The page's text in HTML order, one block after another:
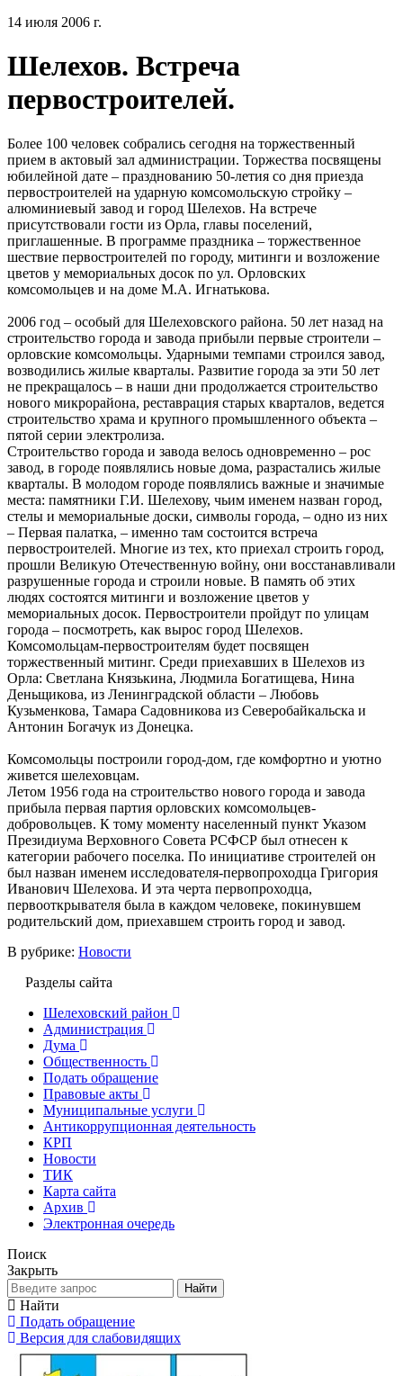
14 июля 2006 г.
Шелехов. Встреча
первостроителей.
Более 100 человек собрались сегодня на торжественный
прием в актовый зал администрации. Торжества посвящены
юбилейной дате – празднованию 50-летия со дня приезда
первостроителей на ударную комсомольскую стройку –
алюминиевый завод и город Шелехов. На встрече
присутствовали гости из Орла, главы поселений,
приглашенные. В программе праздника – торжественное
шествие первостроителей по городу, митинги и возложение
цветов у мемориальных досок по ул. Орловских
комсомольцев и на доме М.А. Игнатькова.
2006 год – особый для Шелеховского района. 50 лет назад на
строительство города и завода прибыли первые строители –
орловские комсомольцы. Ударными темпами строился завод,
возводились жилые кварталы. Развитие города за эти 50 лет
не прекращалось – в наши дни продолжается строительство
нового микрорайона, реставрация старых кварталов, ведется
строительство храма и крупного промышленного объекта –
пятой серии электролиза.
Строительство города и завода велось одновременно – рос
завод, в городе появлялись новые дома, разрастались жилые
кварталы. В молодом городе появлялись важные и значимые
места: памятники Г.И. Шелехову, чьим именем назван город,
стелы и мемориальные доски, символы города, – одно из них
– Первая палатка, – именно там состоится встреча
первостроителей. Многие из тех, кто приехал строить город,
прошли Великую Отечественную войну, они восстанавливали
разрушенные города и строили новые. В память об этих
людях состоятся митинги и возложение цветов у
мемориальных досок. Первостроители пройдут по улицам
города – посмотреть, как вырос город Шелехов.
Комсомольцам-первостроителям будет посвящен
торжественный митинг. Среди приехавших в Шелехов из
Орла: Светлана Князькина, Людмила Богатищева, Нина
Деньщикова, из Ленинградской области – Любовь
Кузьменкова, Тамара Садовникова из Северобайкальска и
Антонин Богачук из Донецка.
Комсомольцы построили город-дом, где комфортно и уютно
живется шелеховцам.
Летом 1956 года на строительство нового города и завода
прибыла первая партия орловских комсомольцев-
добровольцев. К тому моменту населенный пункт Указом
Президиума Верховного Совета РСФСР был отнесен к
категории рабочего поселка. По инициативе строителей он
был назван именем исследователя-первопроходца Григория
Иванович Шелехова. И эта черта первопроходца,
первооткрывателя была в каждом человеке, покинувшем
родительский дом, приехавшем строить город и завод.
В рубрике: Новости
Разделы сайта
Шелеховский район
Администрация
Дума
Общественность
Подать обращение
Правовые акты
Муниципальные услуги
Антикоррупционная деятельность
КРП
Новости
ТИК
Карта сайта
Архив
Электронная очередь
Поиск
Закрыть
Найти
Найти
Подать обращение
Версия для слабовидящих